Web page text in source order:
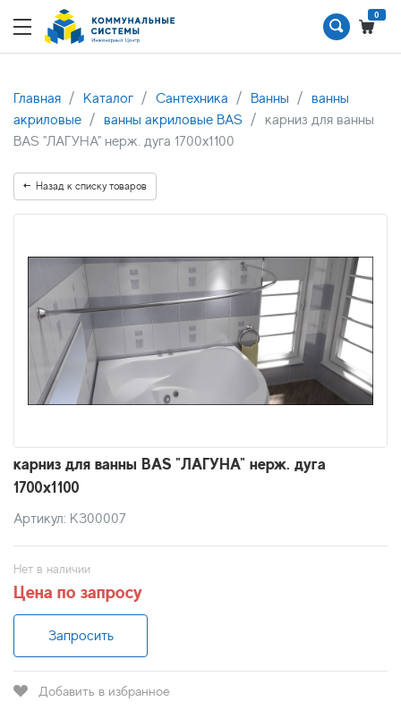
0
Главная Каталог Сантехника Ванны
ванны
акриловые
ванны акриловые BAS
карниз для ванны
BAS "ЛАГУНА" нерж. дуга 1700х1100
Назад к списку товаров
карниз для ванны BAS "ЛАГУНА" нерж. дуга
1700х1100
Артикул: КЗ00007
Нет в наличии
Цена по запросу
Запросить
Добавить в избранное